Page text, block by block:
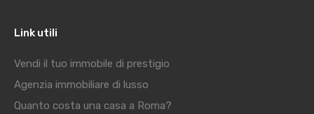
Link utili
Vendi il tuo immobile di prestigio
Agenzia immobiliare di lusso
Quanto costa una casa a Roma?